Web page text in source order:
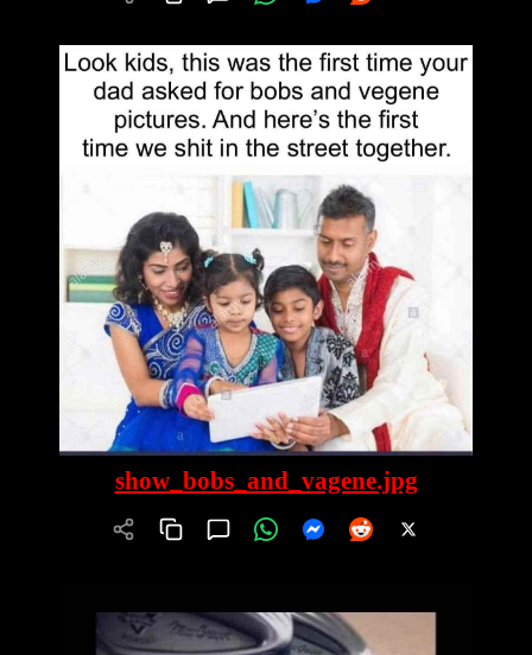
show_bobs_and_vagene.jpg